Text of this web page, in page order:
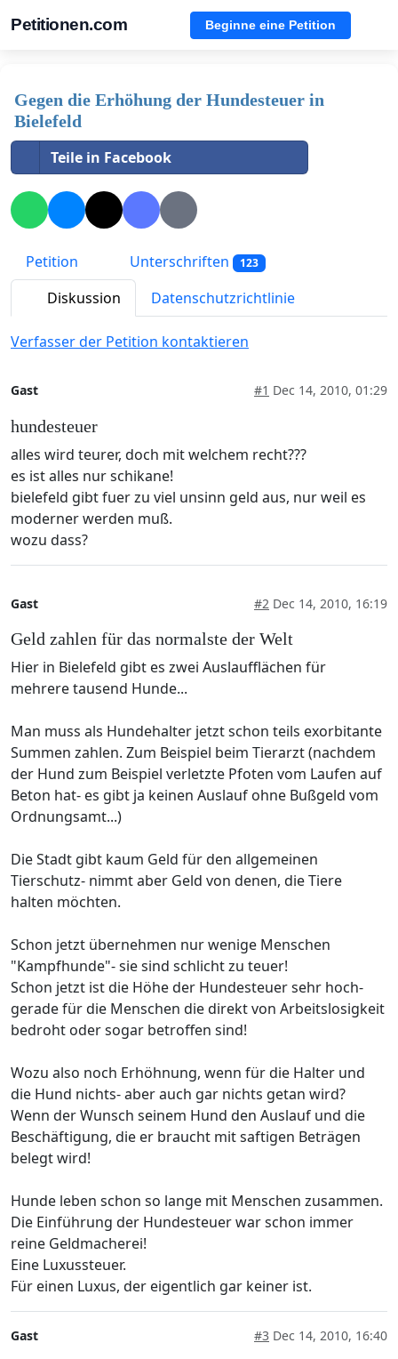
Petitionen.com Beginne eine Petition
Gegen die Erhöhung der Hundesteuer in
Bielefeld
Teile in Facebook
Petition Unterschriften 123
Diskussion Datenschutzrichtlinie
Verfasser der Petition kontaktieren
Gast #1 Dec 14, 2010, 01:29
hundesteuer
alles wird teurer, doch mit welchem recht???
es ist alles nur schikane!
bielefeld gibt fuer zu viel unsinn geld aus, nur weil es
moderner werden muß.
wozu dass?
Gast #2 Dec 14, 2010, 16:19
Geld zahlen für das normalste der Welt
Hier in Bielefeld gibt es zwei Auslaufflächen für
mehrere tausend Hunde...
Man muss als Hundehalter jetzt schon teils exorbitante
Summen zahlen. Zum Beispiel beim Tierarzt (nachdem
der Hund zum Beispiel verletzte Pfoten vom Laufen auf
Beton hat- es gibt ja keinen Auslauf ohne Bußgeld vom
Ordnungsamt...)
Die Stadt gibt kaum Geld für den allgemeinen
Tierschutz- nimmt aber Geld von denen, die Tiere
halten möchten.
Schon jetzt übernehmen nur wenige Menschen
"Kampfhunde"- sie sind schlicht zu teuer!
Schon jetzt ist die Höhe der Hundesteuer sehr hoch-
gerade für die Menschen die direkt von Arbeitslosigkeit
bedroht oder sogar betroffen sind!
Wozu also noch Erhöhnung, wenn für die Halter und
die Hund nichts- aber auch gar nichts getan wird?
Wenn der Wunsch seinem Hund den Auslauf und die
Beschäftigung, die er braucht mit saftigen Beträgen
belegt wird!
Hunde leben schon so lange mit Menschen zusammen.
Die Einführung der Hundesteuer war schon immer
reine Geldmacherei!
Eine Luxussteuer.
Für einen Luxus, der eigentlich gar keiner ist.
Gast #3 Dec 14, 2010, 16:40